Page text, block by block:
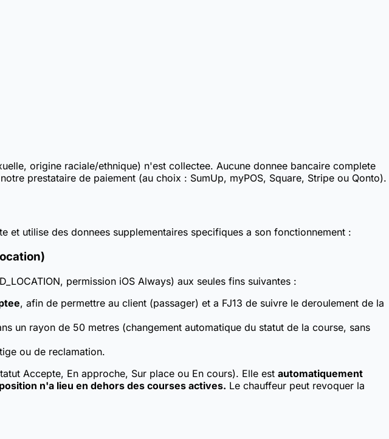
origine raciale/ethnique) n'est collectee. Aucune donnee bancaire complete
prestataire de paiement (au choix : SumUp, myPOS, Square, Stripe ou Qonto).
et utilise des donnees supplementaires specifiques a son fonctionnement :
permission iOS Always) aux seules fins suivantes :
, afin de permettre au client (passager) et a FJ13 de suivre le deroulement de la
un rayon de 50 metres (changement automatique du statut de la course, sans
ou de reclamation.
Accepte, En approche, Sur place ou En cours). Elle est automatiquement
n'a lieu en dehors des courses actives. Le chauffeur peut revoquer la